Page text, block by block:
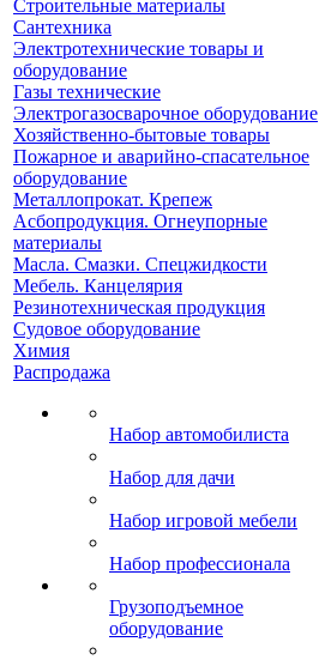
Строительные материалы
Сантехника
Электротехнические товары и
оборудование
Газы технические
Электрогазосварочное оборудование
Хозяйственно-бытовые товары
Пожарное и аварийно-спасательное
оборудование
Металлопрокат. Крепеж
Асбопродукция. Огнеупорные
материалы
Масла. Смазки. Спецжидкости
Мебель. Канцелярия
Резинотехническая продукция
Судовое оборудование
Химия
Распродажа
Набор автомобилиста
Набор для дачи
Набор игровой мебели
Набор профессионала
Грузоподъемное
оборудование